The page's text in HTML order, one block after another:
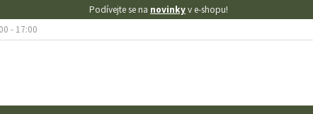
Podívejte se na novinkyv e-shopu!
- 17:00